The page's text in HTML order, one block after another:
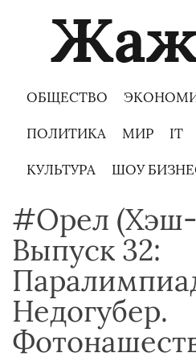
ОБЩЕСТВО
ПОЛИТИКА МИР IT
КУЛЬТУРА ШОУ
#Орел
Выпуск 32:
Недогубер.